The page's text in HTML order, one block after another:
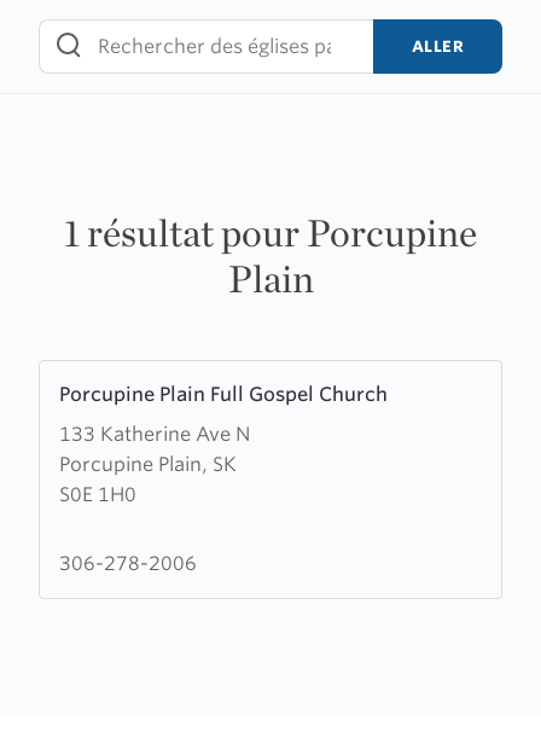
content
ALLER
1 résultat pour Porcupine
Plain
Porcupine Plain Full Gospel Church
133 Katherine Ave N
Porcupine Plain, SK
S0E 1H0
more
about
Porcupine
Plain
Gospel
306-278-2006